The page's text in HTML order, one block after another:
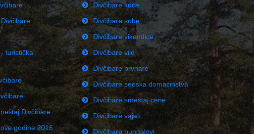
turistička
Divčibare
godine 2016
Divčibare kuće
Divčibare sobe
Divčibare vikendice
Divčibare vile
Divčibare brvnare
Divčibare seoska domaćinstva
Divčibare smeštaj cene
Divčibare vajati
Divčibare bungalovi